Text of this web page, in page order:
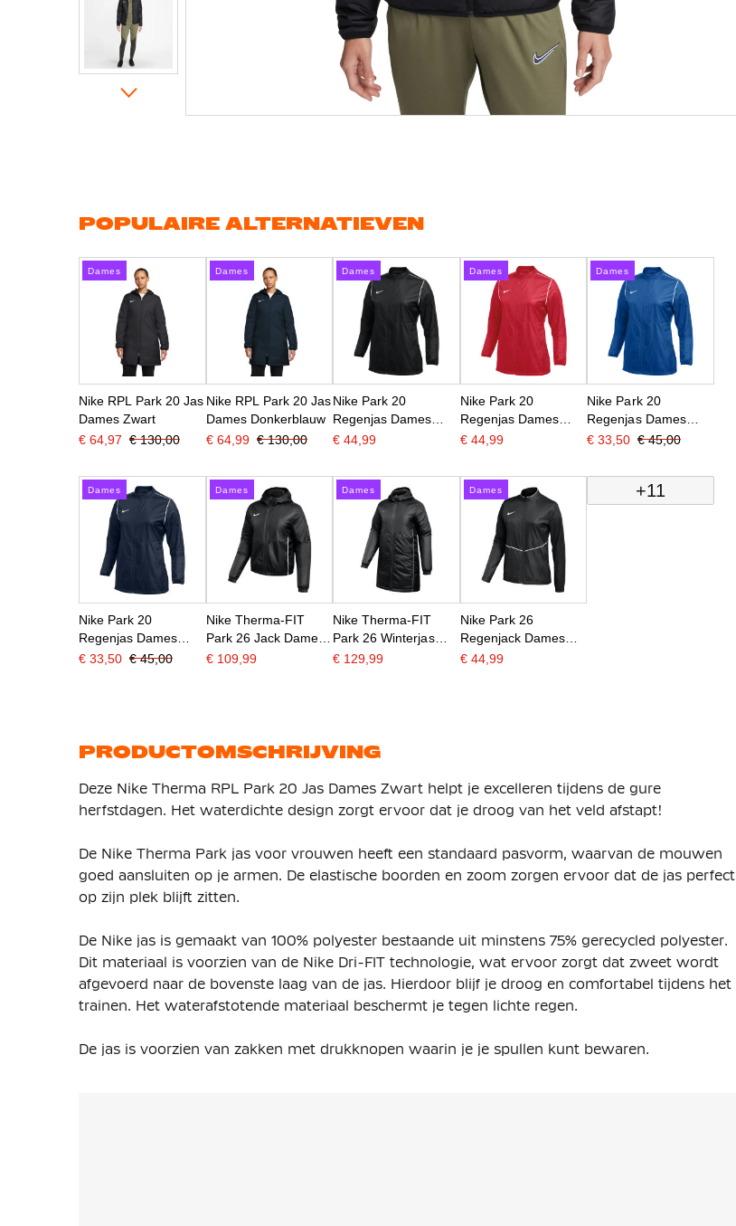
gallerij
POPULAIRE ALTERNATIEVEN
Dames
Nike RPL Park 20 Jas
Dames Zwart
€ 64,97 € 130,00
Dames
Nike RPL Park 20 Jas
Dames Donkerblauw
€ 64,99 € 130,00
Dames
Nike Park 20
Regenjas Dames
Zwart Wit
€ 44,99
Dames
Nike Park 20
Regenjas Dames
Rood Wit
€ 44,99
Dames
Nike Park 20
Regenjas Dames
Blauw Wit
€ 33,50 € 45,00
Dames
Nike Park 20
Regenjas Dames
Donkerblauw Wit
€ 33,50 € 45,00
Dames
Nike Therma-FIT
Park 26 Jack Dames
Zwart Wit
€ 109,99
Dames
Nike Therma-FIT
Park 26 Winterjas
Dames Zwart Wit
€ 129,99
Dames
Nike Park 26
Regenjack Dames
Zwart Wit
€ 44,99
+11
PRODUCTOMSCHRIJVING
Deze Nike Therma RPL Park 20 Jas Dames Zwart helpt je excelleren tijdens de gure
herfstdagen. Het waterdichte design zorgt ervoor dat je droog van het veld afstapt!
De Nike Therma Park jas voor vrouwen heeft een standaard pasvorm, waarvan de mouwen
goed aansluiten op je armen. De elastische boorden en zoom zorgen ervoor dat de jas perfect
op zijn plek blijft zitten.
De Nike jas is gemaakt van 100% polyester bestaande uit minstens 75% gerecycled polyester.
Dit materiaal is voorzien van de Nike Dri-FIT technologie, wat ervoor zorgt dat zweet wordt
afgevoerd naar de bovenste laag van de jas. Hierdoor blijf je droog en comfortabel tijdens het
trainen. Het waterafstotende materiaal beschermt je tegen lichte regen.
De jas is voorzien van zakken met drukknopen waarin je je spullen kunt bewaren.